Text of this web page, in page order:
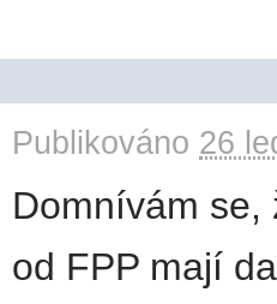
Publikováno 26
Domnívám se,
od FPP mají